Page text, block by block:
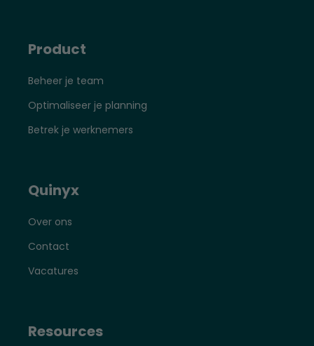
Product
Beheer je team
Optimaliseer je planning
Betrek je werknemers
Quinyx
Over ons
Contact
Vacatures
Resources